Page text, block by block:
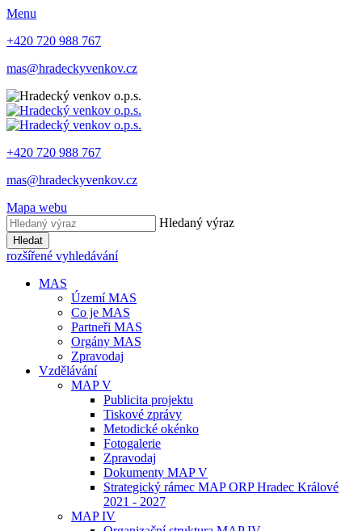
Menu
+420 720 988 767
mas@hradeckyvenkov.cz
+420 720 988 767
mas@hradeckyvenkov.cz
Mapa webu
Hledaný výraz
Hledat
rozšířené vyhledávání
MAS
Území MAS
Co je MAS
Partneři MAS
Orgány MAS
Zpravodaj
Vzdělávání
MAP V
Publicita projektu
Tiskové zprávy
Metodické okénko
Fotogalerie
Zpravodaj
Dokumenty MAP V
Strategický rámec MAP ORP Hradec Králové
2021 - 2027
MAP IV